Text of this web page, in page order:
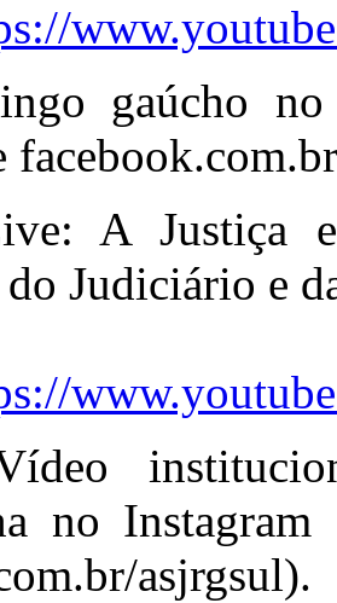
gaúcho no
A Justiça
Judiciário e
no
asjrgsul).